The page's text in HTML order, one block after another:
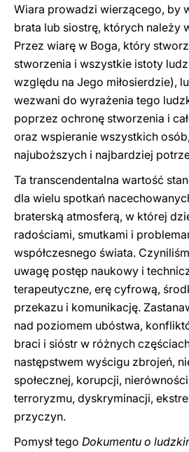
Wiara prowadzi wierzącego, by
brata lub siostrę, których należy
Przez wiarę w Boga, który
stworzenia i wszystkie istoty
względu na Jego miłosierdzie),
wezwani do wyrażenia tego
poprzez ochronę stworzenia i
oraz wspieranie wszystkich
najuboższych i najbardziej
Ta transcendentalna wartość
dla wielu spotkań
braterską atmosferą, w której
radościami, smutkami i
współczesnego świata.
uwagę postęp naukowy i
terapeutyczne, erę cyfrową,
przekazu i komunikację.
nad poziomem ubóstwa,
braci i sióstr w różnych
następstwem wyścigu zbrojeń,
społecznej, korupcji,
terroryzmu, dyskryminacji,
przyczyn.
Pomysł tego Dokumentu o